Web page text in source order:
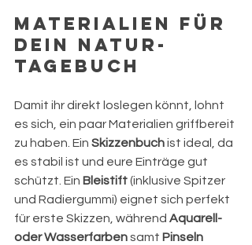
Materialien für
dein Natur-
Tagebuch
Damit ihr direkt loslegen könnt, lohnt
es sich, ein paar Materialien griffbereit
zu haben. Ein Skizzenbuch ist ideal, da
es stabil ist und eure Einträge gut
schützt. Ein Bleistift (inklusive Spitzer
und Radiergummi) eignet sich perfekt
für erste Skizzen, während Aquarell-
oder Wasserfarben samt Pinseln